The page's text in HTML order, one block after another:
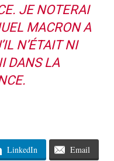
JE NOTERAI
MACRON A
N’ÉTAIT NI
DANS LA
LinkedIn Email